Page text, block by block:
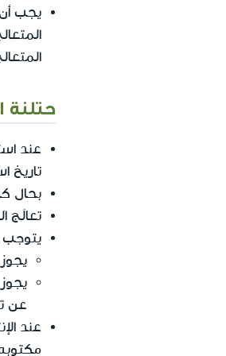
يجب
حتلنة
تاريخ
بحال
تعالَج
يتوجب على
يجوز
عن
عند